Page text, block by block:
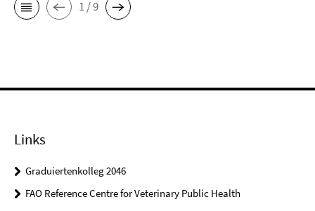
1 / 9
Links
Graduiertenkolleg 2046
FAO Reference Centre for Veterinary Public Health